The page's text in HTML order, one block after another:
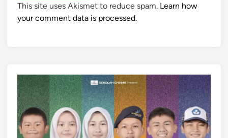
This site uses Akismet to reduce spam. Learn how
your comment data is processed.